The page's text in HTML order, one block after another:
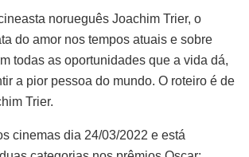
norueguês Joachim Trier, o
do amor nos tempos atuais e sobre
todas as oportunidades que a vida dá,
a pior pessoa do mundo. O roteiro é de
Trier.
cinemas dia 24/03/2022 e está